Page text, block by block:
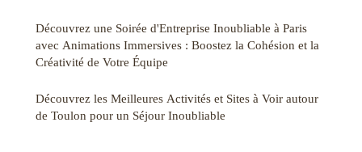
Découvrez une Soirée d'Entreprise Inoubliable à Paris
avec Animations Immersives : Boostez la Cohésion et la
Créativité de Votre Équipe
Découvrez les Meilleures Activités et Sites à Voir autour
de Toulon pour un Séjour Inoubliable